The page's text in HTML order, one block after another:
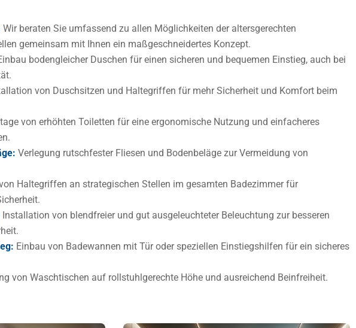
Wir beraten Sie umfassend zu allen Möglichkeiten der altersgerechten
gemeinsam mit Ihnen ein maßgeschneidertes Konzept.
bodengleicher Duschen für einen sicheren und bequemen Einstieg, auch bei
von Duschsitzen und Haltegriffen für mehr Sicherheit und Komfort beim
von erhöhten Toiletten für eine ergonomische Nutzung und einfacheres
Verlegung rutschfester Fliesen und Bodenbeläge zur Vermeidung von
Haltegriffen an strategischen Stellen im gesamten Badezimmer für
Installation von blendfreier und gut ausgeleuchteter Beleuchtung zur besseren
Einbau von Badewannen mit Tür oder speziellen Einstiegshilfen für ein sicheres
von Waschtischen auf rollstuhlgerechte Höhe und ausreichend Beinfreiheit.